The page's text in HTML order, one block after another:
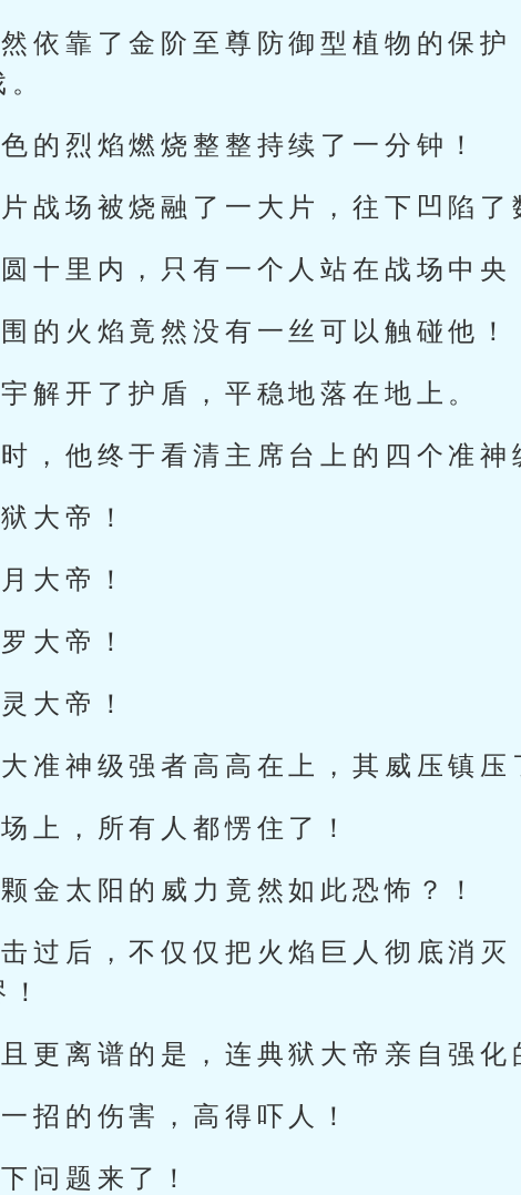
依靠了金阶至尊防御型植物的保
的烈焰燃烧整整持续了一分钟！
战场被烧融了一大片，往下凹陷了
十里内，只有一个人站在战场中央
的火焰竟然没有一丝可以触碰他！
解开了护盾，平稳地落在地上。
，他终于看清主席台上的四个准神
大帝！
大帝！
大帝！
大帝！
准神级强者高高在上，其威压镇压
上，所有人都愣住了！
金太阳的威力竟然如此恐怖？！
过后，不仅仅把火焰巨人彻底消
更离谱的是，连典狱大帝亲自强化
招的伤害，高得吓人！
问题来了！